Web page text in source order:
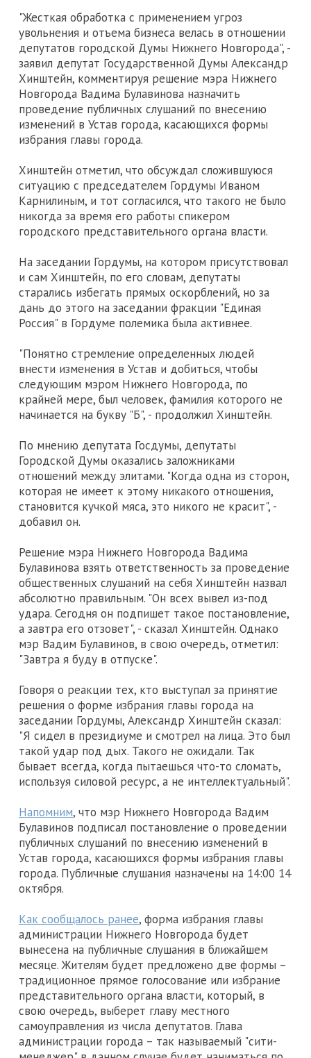
"Жесткая обработка с применением угроз
увольнения и отъема бизнеса велась в отношении
депутатов городской Думы Нижнего Новгорода", -
заявил депутат Государственной Думы Александр
Хинштейн, комментируя решение мэра Нижнего
Новгорода Вадима Булавинова назначить
проведение публичных слушаний по внесению
изменений в Устав города, касающихся формы
избрания главы города.
Хинштейн отметил, что обсуждал сложившуюся
ситуацию с председателем Гордумы Иваном
Карнилиным, и тот согласился, что такого не было
никогда за время его работы спикером
городского представительного органа власти.
На заседании Гордумы, на котором присутствовал
и сам Хинштейн, по его словам, депутаты
старались избегать прямых оскорблений, но за
дань до этого на заседании фракции "Единая
Россия" в Гордуме полемика была активнее.
"Понятно стремление определенных людей
внести изменения в Устав и добиться, чтобы
следующим мэром Нижнего Новгорода, по
крайней мере, был человек, фамилия которого не
начинается на букву "Б", - продолжил Хинштейн.
По мнению депутата Госдумы, депутаты
Городской Думы оказались заложниками
отношений между элитами. "Когда одна из сторон,
которая не имеет к этому никакого отношения,
становится кучкой мяса, это никого не красит", -
добавил он.
Решение мэра Нижнего Новгорода Вадима
Булавинова взять ответственность за проведение
общественных слушаний на себя Хинштейн назвал
абсолютно правильным. "Он всех вывел из-под
удара. Сегодня он подпишет такое постановление,
а завтра его отзовет", - сказал Хинштейн. Однако
мэр Вадим Булавинов, в свою очередь, отметил:
"Завтра я буду в отпуске".
Говоря о реакции тех, кто выступал за принятие
решения о форме избрания главы города на
заседании Гордумы, Александр Хинштейн сказал:
"Я сидел в президиуме и смотрел на лица. Это был
такой удар под дых. Такого не ожидали. Так
бывает всегда, когда пытаешься что-то сломать,
используя силовой ресурс, а не интеллектуальный".
Напомним, что мэр Нижнего Новгорода Вадим
Булавинов подписал постановление о проведении
публичных слушаний по внесению изменений в
Устав города, касающихся формы избрания главы
города. Публичные слушания назначены на 14:00 14
октября.
Как сообщалось ранее, форма избрания главы
администрации Нижнего Новгорода будет
вынесена на публичные слушания в ближайшем
месяце. Жителям будет предложено две формы –
традиционное прямое голосование или избрание
представительного органа власти, который, в
свою очередь, выберет главу местного
самоуправления из числа депутатов. Глава
администрации города – так называемый "сити-